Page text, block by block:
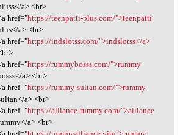
a> <br>
href="https://teenpatti-plus.com/">teenpatti
a> <br>
href="https://indslotss.com/">indslotss</a>
href="https://rummybosss.com/">rummy
a> <br>
href="https://rummy-sultan.com/">rummy
a> <br>
href="https://alliance-rummy.com/">alliance
a> <br>